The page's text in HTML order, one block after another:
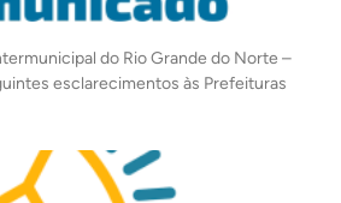
do Rio Grande do Norte –
esclarecimentos às Prefeituras